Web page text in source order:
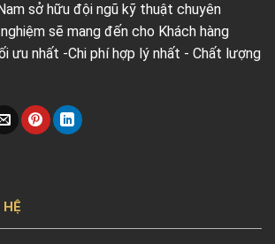
sở hữu đội ngũ kỹ thuật chuyên
sẽ mang đến cho Khách hàng
ưu nhất -Chi phí hợp lý nhất - Chất lượng